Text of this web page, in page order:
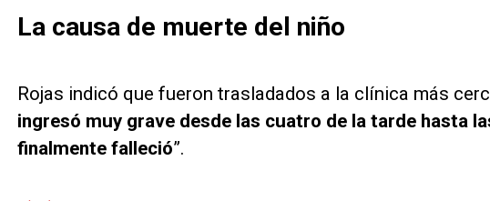
La causa de muerte del niño
Rojas indicó que fueron trasladados a la clínica más
ingresó muy grave desde las cuatro de la tarde hasta
finalmente falleció”.